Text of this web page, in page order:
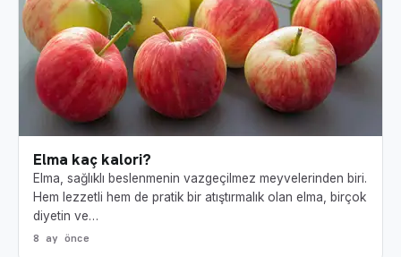
Elma kaç kalori?
Elma, sağlıklı beslenmenin vazgeçilmez meyvelerinden biri.
Hem lezzetli hem de pratik bir atıştırmalık olan elma, birçok
diyetin ve…
8 ay önce